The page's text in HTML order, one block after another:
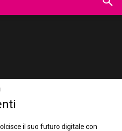
il suo futuro digitale con